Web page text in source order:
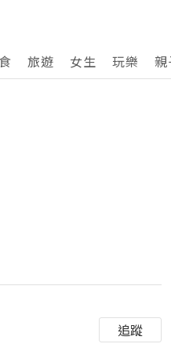
旅遊 女生 玩樂 親
追蹤